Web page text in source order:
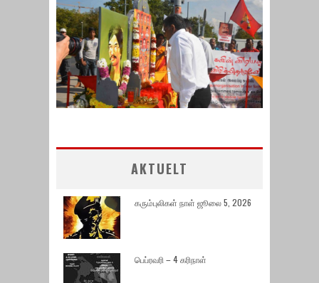
AKTUELT
கரும்புலிகள் நாள் ஜூலை 5, 2026
பெப்ரவரி – 4 கரிநாள்